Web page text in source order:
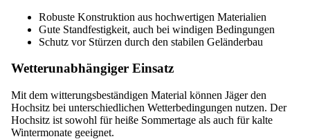
Robuste Konstruktion aus hochwertigen Materialien
Gute Standfestigkeit, auch bei windigen Bedingungen
Schutz vor Stürzen durch den stabilen Geländerbau
Wetterunabhängiger Einsatz
Mit dem witterungsbeständigen Material können Jäger den
Hochsitz bei unterschiedlichen Wetterbedingungen nutzen. Der
Hochsitz ist sowohl für heiße Sommertage als auch für kalte
Wintermonate geeignet.